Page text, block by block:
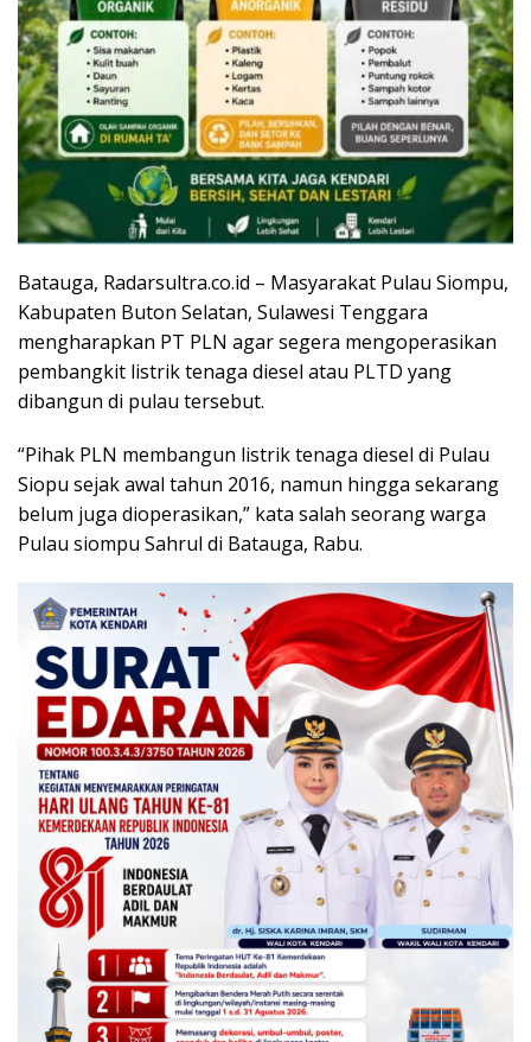
Batauga, Radarsultra.co.id – Masyarakat Pulau Siompu,
Kabupaten Buton Selatan, Sulawesi Tenggara
mengharapkan PT PLN agar segera mengoperasikan
pembangkit listrik tenaga diesel atau PLTD yang
dibangun di pulau tersebut.
“Pihak PLN membangun listrik tenaga diesel di Pulau
Siopu sejak awal tahun 2016, namun hingga sekarang
belum juga dioperasikan,” kata salah seorang warga
Pulau siompu Sahrul di Batauga, Rabu.